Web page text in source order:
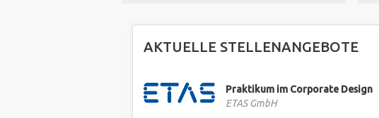
AKTUELLE STELLENANGEBOTE
Praktikum im Corporate Design
ETAS GmbH